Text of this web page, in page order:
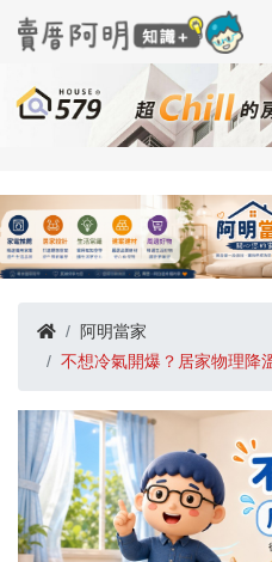
阿明當家
不想冷氣開爆？居家物理降